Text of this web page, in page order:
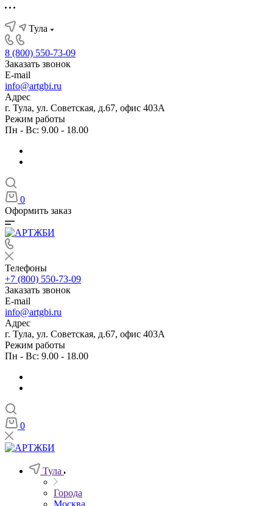
Тула
8 (800) 550-73-09
Заказать звонок
E-mail
info@artgbi.ru
Адрес
г. Тула, ул. Советская, д.67, офис 403А
Режим работы
Пн - Вс: 9.00 - 18.00
0
Оформить заказ
Телефоны
+7 (800) 550-73-09
Заказать звонок
E-mail
info@artgbi.ru
Адрес
г. Тула, ул. Советская, д.67, офис 403А
Режим работы
Пн - Вс: 9.00 - 18.00
0
Тула
Города
Москва